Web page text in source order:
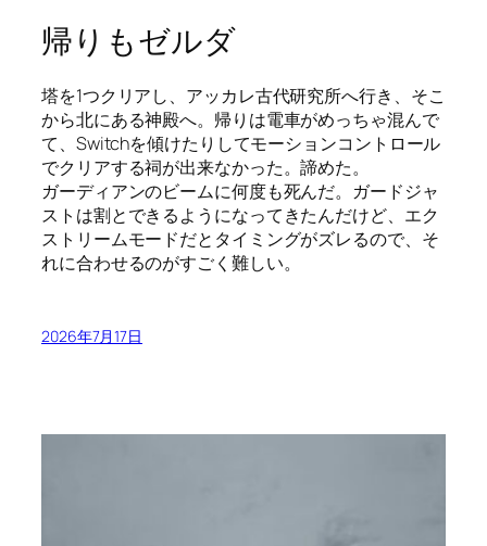
帰りもゼルダ
塔を1つクリアし、アッカレ古代研究所へ行き、そこ
から北にある神殿へ。帰りは電車がめっちゃ混んで
て、Switchを傾けたりしてモーションコントロール
でクリアする祠が出来なかった。諦めた。
ガーディアンのビームに何度も死んだ。ガードジャ
ストは割とできるようになってきたんだけど、エク
ストリームモードだとタイミングがズレるので、そ
れに合わせるのがすごく難しい。
2026年7月17日